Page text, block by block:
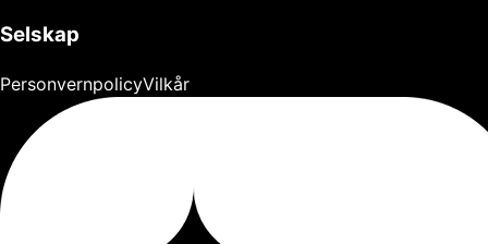
Selskap
PersonvernpolicyVilkår